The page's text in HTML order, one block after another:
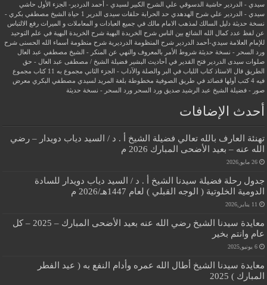
سيدي - الدردير
حاشية الدسوقي علي الشرح الكبير لسيدي - أحمد الدردير- الجزء الأول حاشي
سيدي - الدردير علي شرح الهدهدي حد الحرابة حلقات سيدى الدرير 1
حياة الشيخ مصطفي بكري -
نسخة حديثة دليل السالك لمذهب الامام مالك في جميع العبادات و المعاملات و الميراث رفع الالتباس
عن لفظ عدد كمال الله الشائع بين الناس شرح الخريدة البهية شرح الخريدة البهية في علم التوحيد
للإمام العلامة سيدي-أحمد الدردير شرح المنظومة الدرديرية شرح منظومة أسماء الله الحسنى شرح
ورد السحر - نسخة حديثة شروط الأمر بالمعروف والنهي عن المنكر - الشيخ مصطفي عبد العال
صلوات سيدى الدردير فتح القدير في أحاديث البشير فضيلة الشيخ / مصطفى عبد العال - حق
الطريق
قال الاستاذ كتاب اللباب في البر والصلة والآداب - الجزء الثاني مجموع به 11 كتاب
مجموع
فيه 4 كتب أولها قصائد في طريق الصوفية
مخطوطة بلغة المريد لسيدي مصطفي البكري معرض
صور - فضيلة الشيخ عبد الرشيد صديق
ورد السحر ورد السحر - نسخة حديثة
أحدث الإضافات
تهنئة العارف بالله تعالي فضيلة الشيخ أ . د / السيد دياب دويدار – رضي
الله عنه – بعيد الأضحى المبارك 2026 م
26 مايو,2026
جدول رحلة فضيلة سيدنا الشيخ أ . د / السيد دياب دويدار للسادة
الدومية الخلوتية ( الوجه القبلي ) لعام 1447هـ/2026 م
11 يناير,2026
معايدة سيدنا الشيخ رضي الله عنه بعيد الأضحى المبارك – 2025 – كل
عام وانتم بخير
6 يونيو,2025
معايدة سيدنا الشيخ أطال الله عمره وأدام النفع به ( عيد الفطر
المبارك ) 2025